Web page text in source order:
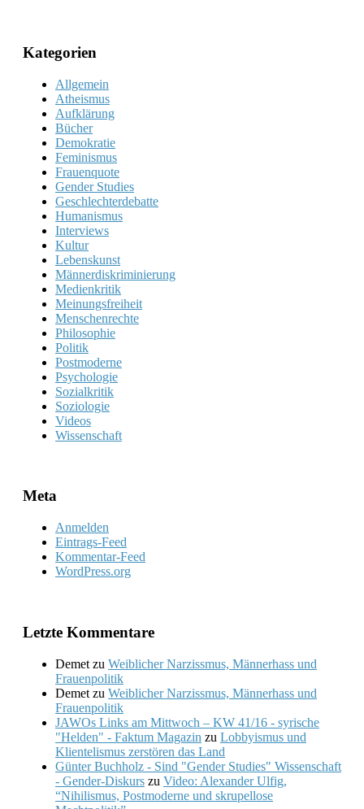
Kategorien
Allgemein
Atheismus
Aufklärung
Bücher
Demokratie
Feminismus
Frauenquote
Gender Studies
Geschlechterdebatte
Humanismus
Interviews
Kultur
Lebenskunst
Männerdiskriminierung
Medienkritik
Meinungsfreiheit
Menschenrechte
Philosophie
Politik
Postmoderne
Psychologie
Sozialkritik
Soziologie
Videos
Wissenschaft
Meta
Anmelden
Eintrags-Feed
Kommentar-Feed
WordPress.org
Letzte Kommentare
Demet zu Weiblicher Narzissmus, Männerhass und
Frauenpolitik
Demet zu Weiblicher Narzissmus, Männerhass und
Frauenpolitik
JAWOs Links am Mittwoch – KW 41/16 - syrische
"Helden" - Faktum Magazin zu Lobbyismus und
Klientelismus zerstören das Land
Günter Buchholz - Sind "Gender Studies" Wissenschaft
- Gender-Diskurs zu Video: Alexander Ulfig,
“Nihilismus, Postmoderne und skrupellose